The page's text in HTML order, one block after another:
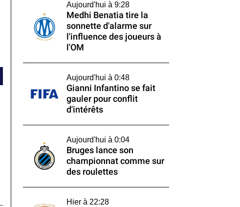
Aujourd'hui à 9:28
Medhi Benatia tire la
sonnette d'alarme sur
l'influence des joueurs à
l'OM
Aujourd'hui à 0:48
Gianni Infantino se fait
gauler pour conflit
d'intérêts
Aujourd'hui à 0:04
Bruges lance son
championnat comme sur
des roulettes
Hier à 22:28